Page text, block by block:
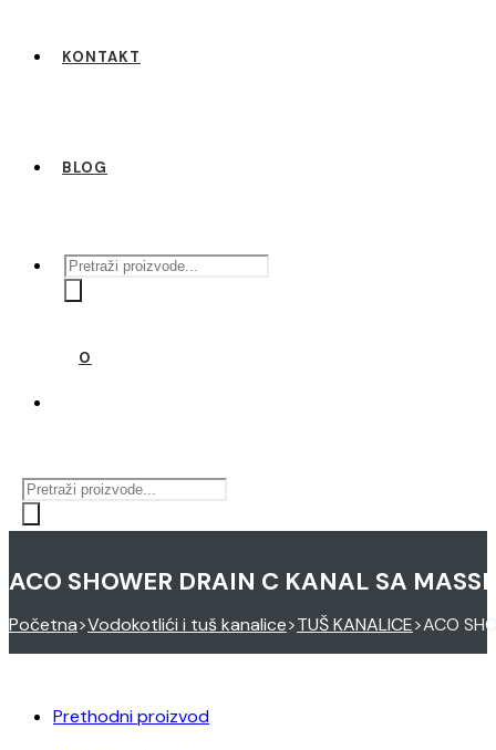
KONTAKT
BLOG
Products
search
0
Products
search
ACO SHOWER DRAIN C KANAL SA
Početna>Vodokotlići i tuš kanalice>TUŠ KANALICE>ACO
Prethodni proizvod